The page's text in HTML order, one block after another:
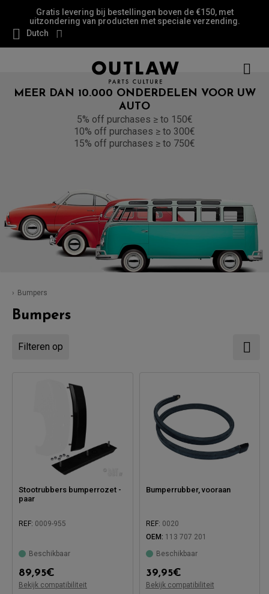
Gratis levering bij bestellingen boven de €150, met
uitzondering van producten met speciale verzending.
Dutch
MEER DAN 10.000 ONDERDELEN VOOR UW
AUTO
5% off purchases ≥ to 150€
10% off purchases ≥ to 300€
15% off purchases ≥ to 750€
Bumpers
Bumpers
Filteren op
Stootrubbers bumperrozet -
paar
REF: 0009-955
Beschikbaar
89,95€
Bekijk compatibiliteit
Bumperrubber, vooraan
REF: 0020
OEM: 113 707 201
Beschikbaar
39,95€
Bekijk compatibiliteit